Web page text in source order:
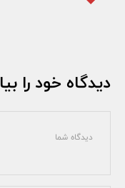
دیدگاه خود را